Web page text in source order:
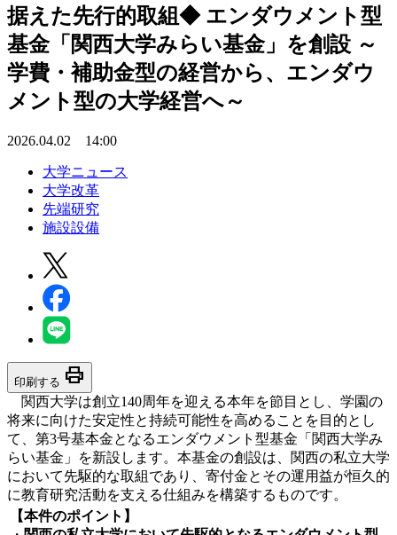
据えた先行的取組◆ エンダウメント型
基金「関西大学みらい基金」を創設 ～
学費・補助金型の経営から、エンダウ
メント型の大学経営へ～
2026.04.02 14:00
大学ニュース
大学改革
先端研究
施設設備
印刷する print
関西大学は創立140周年を迎える本年を節目とし、学園の
将来に向けた安定性と持続可能性を高めることを目的とし
て、第3号基本金となるエンダウメント型基金「関西大学み
らい基金」を新設します。本基金の創設は、関西の私立大学
において先駆的な取組であり、寄付金とその運用益が恒久的
に教育研究活動を支える仕組みを構築するものです。
【本件のポイント】